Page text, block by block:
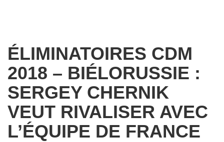
ÉLIMINATOIRES CDM
2018 – BIÉLORUSSIE :
SERGEY CHERNIK
VEUT RIVALISER AVEC
L’ÉQUIPE DE FRANCE